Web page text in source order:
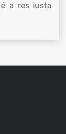
a res iusta